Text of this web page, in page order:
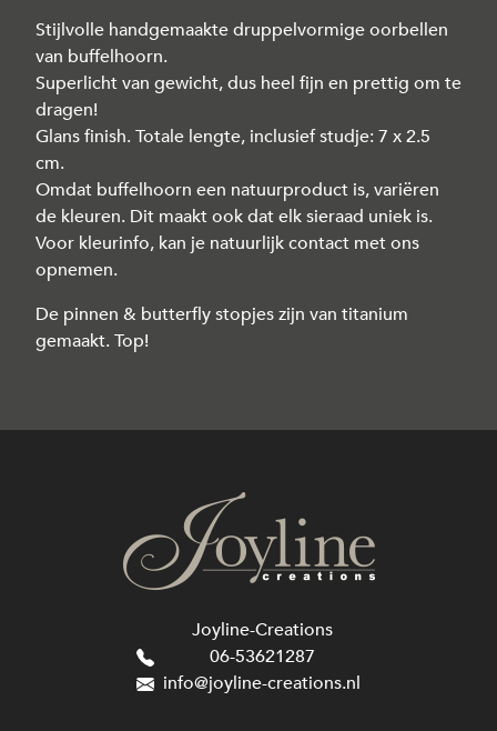
Stijlvolle handgemaakte druppelvormige oorbellen
van buffelhoorn.
Superlicht van gewicht, dus heel fijn en prettig om te
dragen!
Glans finish. Totale lengte, inclusief studje: 7 x 2.5
cm.
Omdat buffelhoorn een natuurproduct is, variëren
de kleuren. Dit maakt ook dat elk sieraad uniek is.
Voor kleurinfo, kan je natuurlijk contact met ons
opnemen.
De pinnen & butterfly stopjes zijn van titanium
gemaakt. Top!
Joyline-Creations
06-53621287
info@joyline-creations.nl